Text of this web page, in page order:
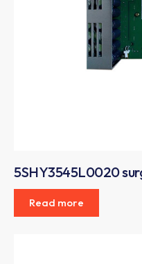
5SHY3545L0020
Read more